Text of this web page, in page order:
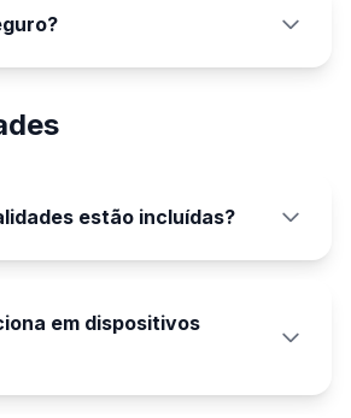
estão incluídas?
em dispositivos